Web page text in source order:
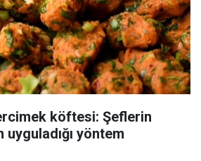
köftesi: Şeflerin
uyguladığı yöntem